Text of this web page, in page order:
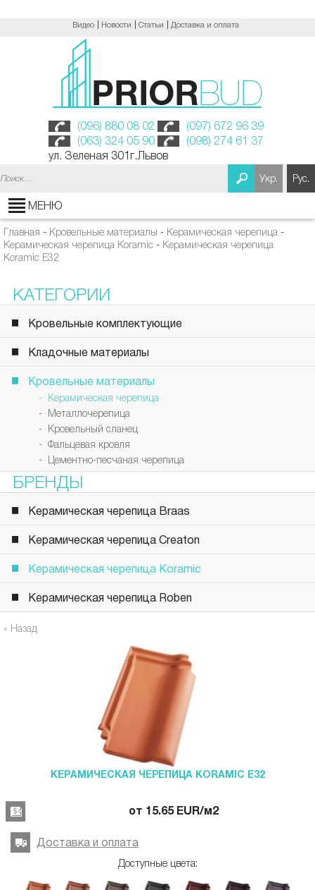
Видео Новости Статьи Доставка и оплата
(096) 880 08 02
(097) 672 96 39
(063) 324 05 90
(098) 274 61 37
ул. Зеленая 301г.Львов
Укр. Рус.
МЕНЮ
Главная - Кровельные материалы - Керамическая черепица -
Керамическая черепица Koramic - Керамическая черепица
Koramic Е32
КАТЕГОРИИ
Кровельные комплектующие
Кладочные материалы
Кровельные материалы
- Керамическая черепица
- Металлочерепица
- Кровельный сланец
- Фальцевая кровля
- Цементно-песчаная черепица
БРЕНДЫ
Керамическая черепица Braas
Керамическая черепица Creaton
Керамическая черепица Koramic
Керамическая черепица Roben
« Назад
КЕРАМИЧЕСКАЯ ЧЕРЕПИЦА KORAMIC Е32
от 15.65 EUR/м2
Доставка и оплата
Доступные цвета: